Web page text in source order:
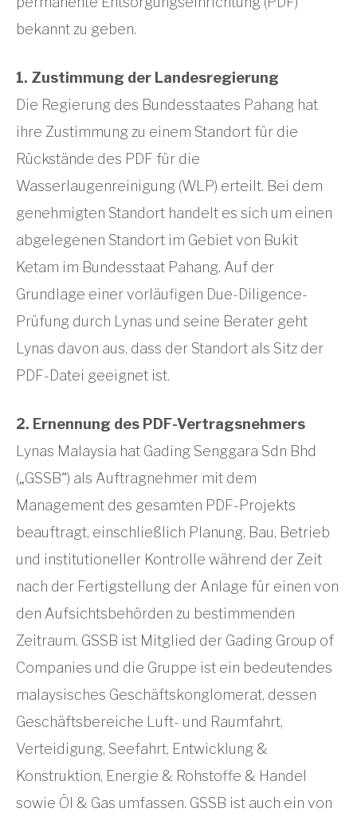
bekannt zu geben.
1. Zustimmung der Landesregierung
Die Regierung des Bundesstaates Pahang hat
ihre Zustimmung zu einem Standort für die
Rückstände des PDF für die
Wasserlaugenreinigung (WLP) erteilt. Bei dem
genehmigten Standort handelt es sich um einen
abgelegenen Standort im Gebiet von Bukit
Ketam im Bundesstaat Pahang. Auf der
Grundlage einer vorläufigen Due-Diligence-
Prüfung durch Lynas und seine Berater geht
Lynas davon aus, dass der Standort als Sitz der
PDF-Datei geeignet ist.
2. Ernennung des PDF-Vertragsnehmers
Lynas Malaysia hat Gading Senggara Sdn Bhd
(„GSSB“) als Auftragnehmer mit dem
Management des gesamten PDF-Projekts
beauftragt, einschließlich Planung, Bau, Betrieb
und institutioneller Kontrolle während der Zeit
nach der Fertigstellung der Anlage für einen von
den Aufsichtsbehörden zu bestimmenden
Zeitraum. GSSB ist Mitglied der Gading Group of
Companies und die Gruppe ist ein bedeutendes
malaysisches Geschäftskonglomerat, dessen
Geschäftsbereiche Luft- und Raumfahrt,
Verteidigung, Seefahrt, Entwicklung &
Konstruktion, Energie & Rohstoffe & Handel
sowie Öl & Gas umfassen. GSSB ist auch ein von